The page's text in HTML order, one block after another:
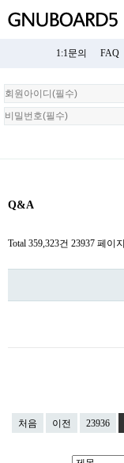
1:1문의 FAQ
회
원
로
Q&A
Total 359,323건 23937 페이지
처음 이전 23936